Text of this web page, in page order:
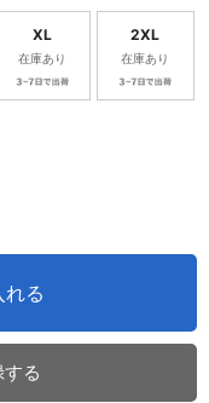
XL
在庫あり
2XL
在庫あり
る
る